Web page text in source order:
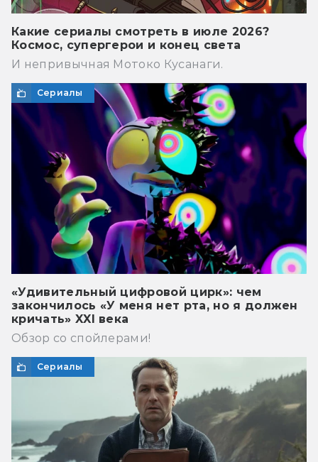
Какие сериалы смотреть в июле 2026?
Космос, супергерои и конец света
И непривычная Мотоко Кусанаги.
Сериалы
«Удивительный цифровой цирк»: чем
закончилось «У меня нет рта, но я должен
кричать» XXI века
Обзор со спойлерами!
Сериалы